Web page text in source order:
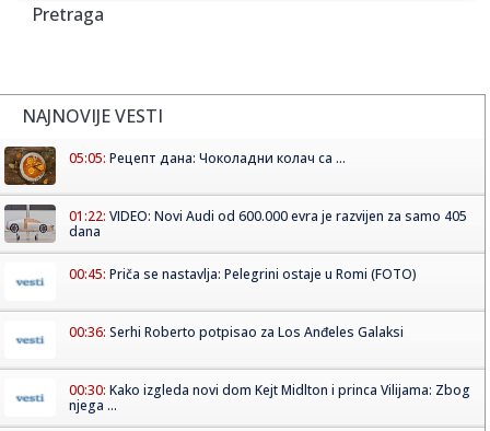
Pretraga
NAJNOVIJE VESTI
05:05: Рецепт дана: Чоколадни колач са ...
01:22: VIDEO: Novi Audi od 600.000 evra je razvijen za samo 405
dana
00:45: Priča se nastavlja: Pelegrini ostaje u Romi (FOTO)
00:36: Serhi Roberto potpisao za Los Anđeles Galaksi
00:30: Kako izgleda novi dom Kejt Midlton i princa Vilijama: Zbog
njega ...